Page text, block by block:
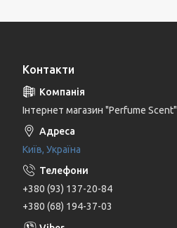
Контакти
Інтернет магазин "Perfume Scent"
Київ, Україна
+380 (93) 137-20-84
+380 (68) 194-37-03